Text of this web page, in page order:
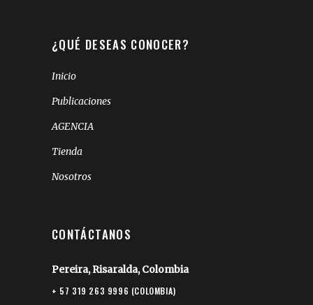
¿QUÉ DESEAS CONOCER?
Inicio
Publicaciones
AGENCIA
Tienda
Nosotros
CONTÁCTANOS
Pereira, Risaralda, Colombia
+ 57 319 263 9996 (COLOMBIA)